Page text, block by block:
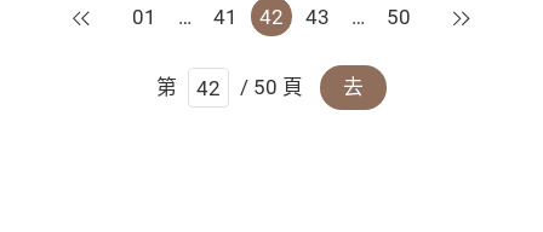
上一頁
01 … 41 42 43 … 50 下一頁
第 / 50 頁 去